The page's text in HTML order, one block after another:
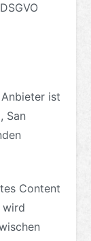
ist
San
Content
wird